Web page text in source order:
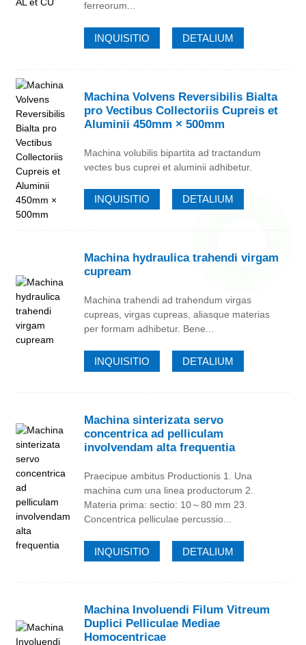
ferreorum...
INQUISITIO DETALIUM
Machina Volvens Reversibilis Bialta
pro Vectibus Collectoriis Cupreis et
Aluminii 450mm × 500mm
Machina volubilis bipartita ad tractandum
vectes bus cuprei et aluminii adhibetur.
INQUISITIO DETALIUM
Machina hydraulica trahendi virgam
cupream
Machina trahendi ad trahendum virgas
cupreas, virgas cupreas, aliasque materias
per formam adhibetur. Bene...
INQUISITIO DETALIUM
Machina sinterizata servo
concentrica ad pelliculam
involvendam alta frequentia
Praecipue ambitus Productionis 1. Una
machina cum una linea productorum 2.
Materia prima: sectio: 10～80 mm 23.
Concentrica pelliculae percussio...
INQUISITIO DETALIUM
Machina Involuendi Filum Vitreum
Duplici Pelliculae Mediae
Homocentricae